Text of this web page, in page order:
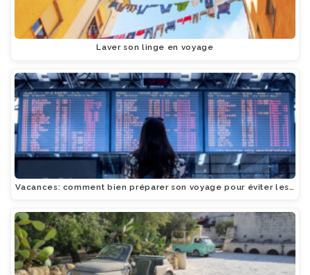
Laver son linge en voyage
Vacances: comment bien préparer son voyage pour éviter les…